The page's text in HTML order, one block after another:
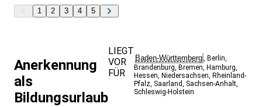
1 2 3 4 5
Anerkennung
als
Bildungsurlaub
LIEGT
VOR
FÜR
Baden-Württemberg, Berlin,
Brandenburg, Bremen, Hamburg,
Hessen, Niedersachsen, Rheinland-
Pfalz, Saarland, Sachsen-Anhalt,
Schleswig-Holstein